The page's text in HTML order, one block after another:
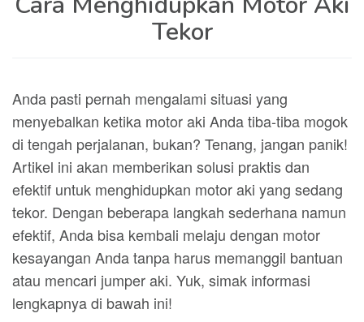
Tekor
Anda pasti pernah mengalami situasi yang
menyebalkan ketika motor aki Anda tiba-tiba mogok
di tengah perjalanan, bukan? Tenang, jangan panik!
Artikel ini akan memberikan solusi praktis dan
efektif untuk menghidupkan motor aki yang sedang
tekor. Dengan beberapa langkah sederhana namun
efektif, Anda bisa kembali melaju dengan motor
kesayangan Anda tanpa harus memanggil bantuan
atau mencari jumper aki. Yuk, simak informasi
lengkapnya di bawah ini!